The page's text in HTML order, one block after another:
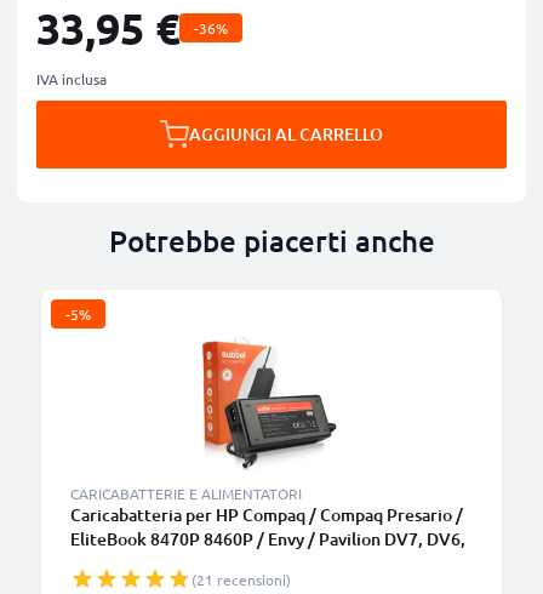
33,95 € -36%
IVA inclusa
AGGIUNGI AL CARRELLO
Potrebbe piacerti anche
-5%
CARICABATTERIE E ALIMENTATORI
Caricabatteria per HP Compaq / Compaq Presario /
EliteBook 8470P 8460P / Envy / Pavilion DV7, DV6,
con spina europea(21 recensioni)